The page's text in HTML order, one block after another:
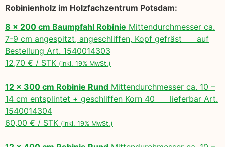
Robinienholz im Holzfachzentrum Potsdam:
8 x 200 cm Baumpfahl Robinie Mittendurchmesser ca.
7-9 cm angespitzt, angeschliffen, Kopf gefräst auf
Bestellung Art. 1540014303
12,70 € / STK (inkl. 19% MwSt.)
12 x 300 cm Robinie Rund Mittendurchmesser ca. 10 –
14 cm entsplintet + geschliffen Korn 40 lieferbar Art.
1540014304
60,00 € / STK (inkl. 19% MwSt.)